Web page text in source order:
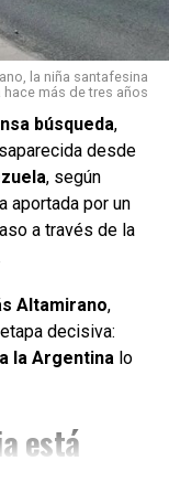
5, 2026
seguridad.
que registró la
autoridades.
la ruta, ya que
la niña santafesina
más de tres años
búsqueda,
desde
, según
aportada por un
a través de la
Altamirano,
decisiva:
la Argentinalo
está